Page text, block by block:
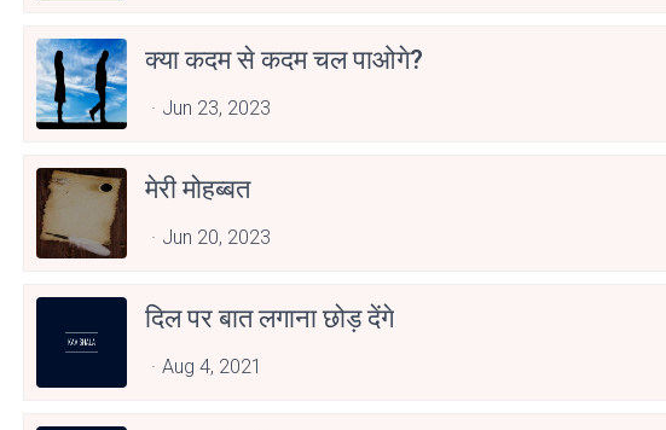
क्या कदम से कदम चल पाओगे?
Jun 23, 2023
मेरी मोहब्बत
Jun 20, 2023
दिल पर बात लगाना छोड़ देंगे
Aug 4, 2021